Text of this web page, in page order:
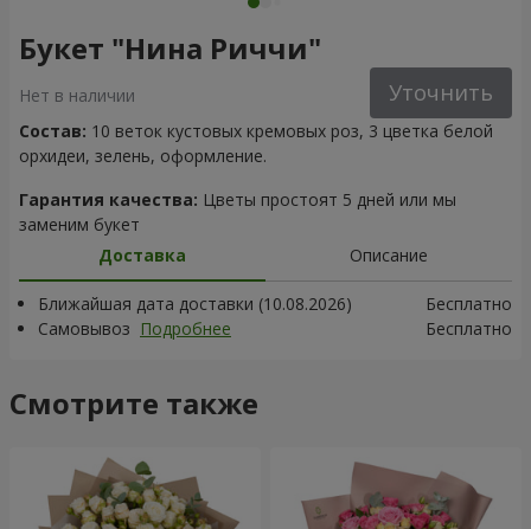
Букет "Нина Риччи"
Нет в наличии Уточнить
Состав: 10 веток кустовых кремовых роз, 3 цветка белой
орхидеи, зелень, оформление.
Гарантия качества: Цветы простоят 5 дней или мы
заменим букет
Доставка
Описание
Ближайшая дата доставки (10.08.2026)
Бесплатно
Самовывоз Подробнее Бесплатно
Смотрите также